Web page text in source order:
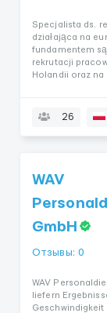
Specjalista ds.
działająca na
fundamentem
rekrutacji
Holandii oraz na
26
WAV
GmbH
Отзывы: 0
WAV
liefern
Geschwindigkeit